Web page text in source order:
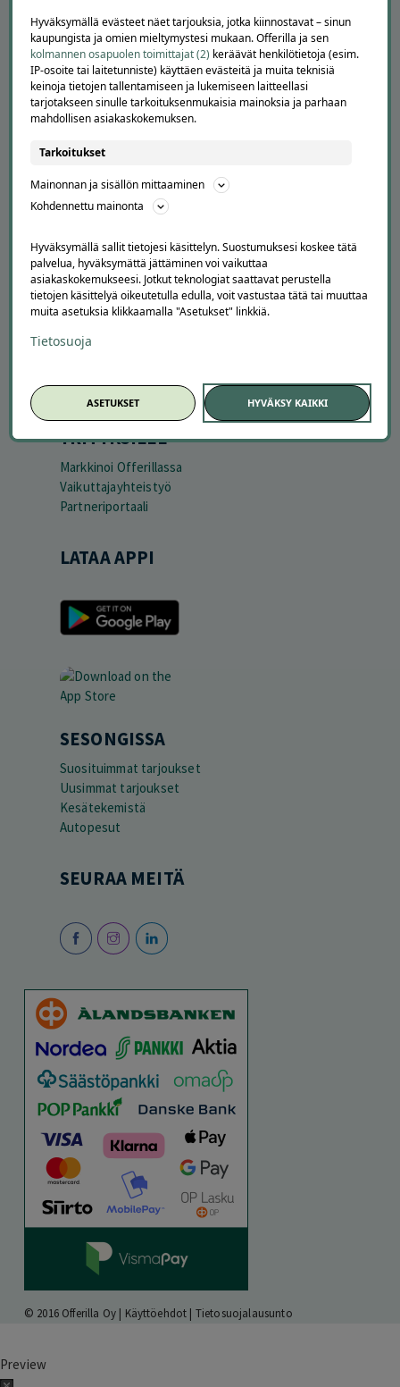
APUA JA NEUVOJA
Peruuta tilaus
Asiakaspalvelu
Kuinka Offerilla toimii
Suosittele Offerillaa
TUTUSTU MEIHIN
Tietoa meistä
Ajankohtaista
Offerilla mediassa
YRITYKSILLE
Markkinoi Offerillassa
Vaikuttajayhteistyö
Partneriportaali
LATAA APPI
SESONGISSA
Suosituimmat tarjoukset
Uusimmat tarjoukset
Kesätekemistä
Autopesut
SEURAA MEITÄ
© 2016 Offerilla Oy | Käyttöehdot | Tietosuojalausunto
Preview
Hyväksymällä evästeet näet tarjouksia, jotka kiinnostavat – sinun
kaupungista ja omien mieltymystesi mukaan. Offerilla ja sen
kolmannen osapuolen toimittajat (2) keräävät henkilötietoja (esim.
IP-osoite tai laitetunniste) käyttäen evästeitä ja muita teknisiä
keinoja tietojen tallentamiseen ja lukemiseen laitteellasi
tarjotakseen sinulle tarkoituksenmukaisia mainoksia ja parhaan
mahdollisen asiakaskokemuksen.
Tarkoitukset
Mainonnan ja sisällön mittaaminen
Kohdennettu mainonta
Hyväksymällä sallit tietojesi käsittelyn. Suostumuksesi koskee tätä
palvelua, hyväksymättä jättäminen voi vaikuttaa
asiakaskokemukseesi. Jotkut teknologiat saattavat perustella
tietojen käsittelyä oikeutetulla edulla, voit vastustaa tätä tai muuttaa
muita asetuksia klikkaamalla "Asetukset" linkkiä.
Tietosuoja
ASETUKSET HYVÄKSY KAIKKI